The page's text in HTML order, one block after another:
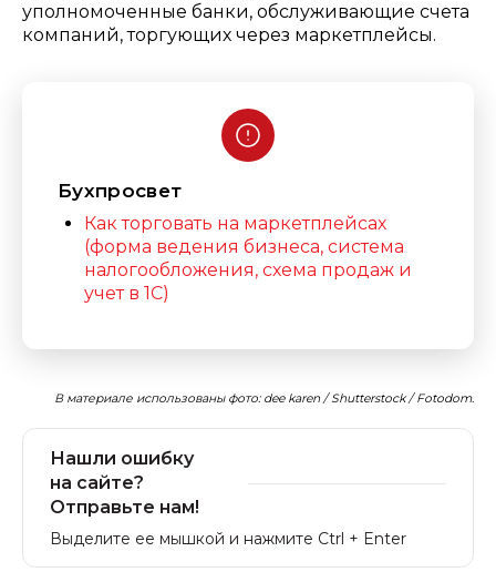
уполномоченные банки, обслуживающие счета
компаний, торгующих через маркетплейсы.
Бухпросвет
Как торговать на маркетплейсах
(форма ведения бизнеса, система
налогообложения, схема продаж и
учет в 1С)
В материале использованы фото: dee karen / Shutterstock / Fotodom.
Нашли ошибку
на сайте?
Отправьте нам!
Выделите ее мышкой и нажмите Ctrl + Enter